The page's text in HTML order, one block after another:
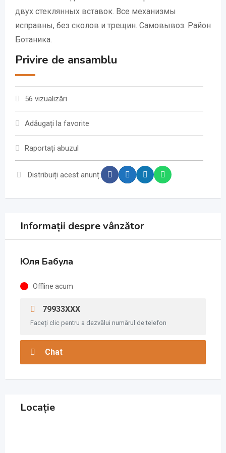
двух стеклянных вставок. Все механизмы
исправны, без сколов и трещин. Самовывоз. Район
Ботаника.
Privire de ansamblu
56 vizualizări
Adăugați la favorite
Raportați abuzul
Distribuiți acest anunț:
Informații despre vânzător
Юля Бабула
Offline acum
79933XXX
Faceți clic pentru a dezvălui numărul de telefon
Chat
Locație